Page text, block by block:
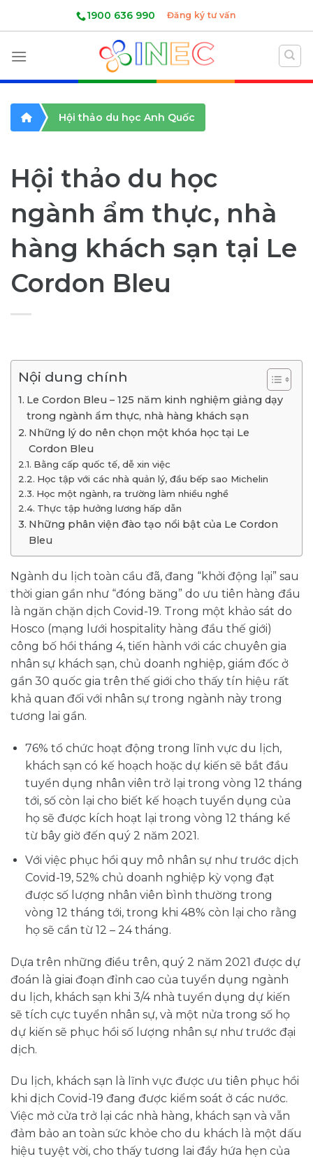
1900 636 990 Đăng ký tư vấn
Hội thảo du học Anh Quốc
Hội thảo du học
ngành ẩm thực, nhà
hàng khách sạn tại Le
Cordon Bleu
Nội dung chính
Le Cordon Bleu – 125 năm kinh nghiệm giảng dạy
trong ngành ẩm thực, nhà hàng khách sạn
Những lý do nên chọn một khóa học tại Le
Cordon Bleu
Bằng cấp quốc tế, dễ xin việc
Học tập với các nhà quản lý, đầu bếp sao Michelin
Học một ngành, ra trường làm nhiều nghề
Thực tập hưởng lương hấp dẫn
Những phân viện đào tạo nổi bật của Le Cordon
Bleu
Ngành du lịch toàn cầu đã, đang “khởi động lại” sau
thời gian gần như “đóng băng” do ưu tiên hàng đầu
là ngăn chặn dịch Covid-19. Trong một khảo sát do
Hosco (mạng lưới hospitality hàng đầu thế giới)
công bố hồi tháng 4, tiến hành với các chuyên gia
nhân sự khách sạn, chủ doanh nghiệp, giám đốc ở
gần 30 quốc gia trên thế giới cho thấy tín hiệu rất
khả quan đối với nhân sự trong ngành này trong
tương lai gần.
76% tổ chức hoạt động trong lĩnh vực du lịch,
khách sạn có kế hoạch hoặc dự kiến ​​sẽ bắt đầu
tuyển dụng nhân viên trở lại trong vòng 12 tháng
tới, số còn lại cho biết kế hoạch tuyển dụng của
họ sẽ được kích hoạt lại trong vòng 12 tháng kể
từ bây giờ đến quý 2 năm 2021.
Với việc phục hồi quy mô nhân sự như trước dịch
Covid-19, 52% chủ doanh nghiệp kỳ vọng đạt
được số lượng nhân viên bình thường trong
vòng 12 tháng tới, trong khi 48% còn lại cho rằng
họ sẽ cần từ 12 – 24 tháng.
Dựa trên những điều trên, quý 2 năm 2021 được dự
đoán là giai đoạn đỉnh cao của tuyển dụng ngành
du lịch, khách sạn khi 3/4 nhà tuyển dụng dự kiến
sẽ tích cực tuyển nhân sự, và một nửa trong số họ
dự kiến sẽ phục hồi số lượng nhân sự như trước đại
dịch.
Du lịch, khách sạn là lĩnh vực được ưu tiên phục hồi
khi dịch Covid-19 đang được kiểm soát ở các nước.
Việc mở cửa trở lại các nhà hàng, khách sạn và vẫn
đảm bảo an toàn sức khỏe cho du khách là một dấu
hiệu tuyệt vời, cho thấy tương lai đầy hứa hẹn của